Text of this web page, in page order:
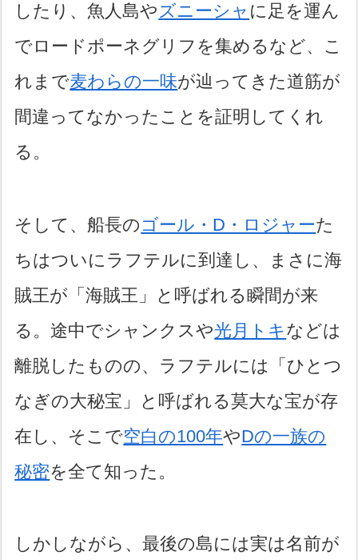
したり、魚人島やズニーシャ に足を運ん
でロードポーネグリフを集めるなど、こ
れまで麦わらの一味が辿ってきた道筋が
間違ってなかったことを証明してくれ
る。
そして、船長の ゴール・D・ロジャーた
ちはついにラフテルに到達し、まさに海
賊王が「海賊王」と呼ばれる瞬間が来
る。途中でシャンクスや光月トキなどは
離脱したものの、ラフテルには「ひとつ
なぎの大秘宝」と呼ばれる莫大な宝が存
在し、そこで空白の100年やDの一族の
秘密を全て知った。
しかしながら、最後の島には実は名前が